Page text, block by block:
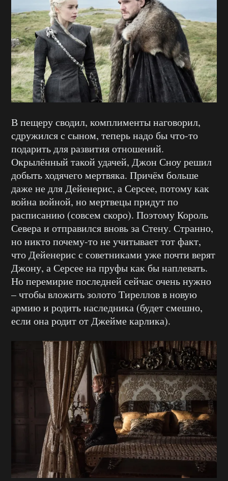
В пещеру сводил, комплименты наговорил,
сдружился с сыном, теперь надо бы что-то
подарить для развития отношений.
Окрылённый такой удачей, Джон Сноу решил
добыть ходячего мертвяка. Причём больше
даже не для Дейенерис, а Серсее, потому как
война войной, но мертвецы придут по
расписанию (совсем скоро). Поэтому Король
Севера и отправился вновь за Стену. Странно,
но никто почему-то не учитывает тот факт,
что Дейенерис с советниками уже почти верят
Джону, а Серсее на пруфы как бы наплевать.
Но перемирие последней сейчас очень нужно
– чтобы вложить золото Тиреллов в новую
армию и родить наследника (будет смешно,
если она родит от Джейме карлика).